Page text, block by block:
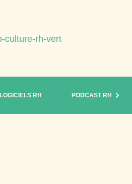
LOGICIELS RH PODCAST RH